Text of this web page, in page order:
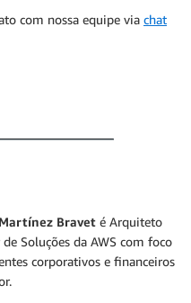
com nossa equipe via chat
Bravet é Arquiteto
Soluções da AWS com foco
corporativos e financeiros